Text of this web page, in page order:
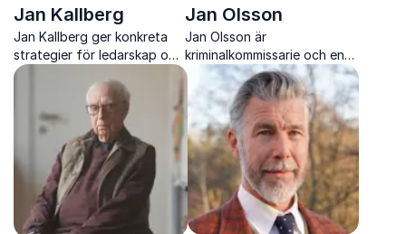
Jan Kallberg
Jan Kallberg ger konkreta
strategier för ledarskap och
cybersäkerhet, baserat på
erfarenhet från West Point,
militära cyberoperationer
och NATO
Jan Olsson
Jan Olsson är
kriminalkommissarie och en
av Sveriges främsta
experter på IT-brott med 35
års erfarenhet och
föreläsningar som både
engagerar och skyddar.